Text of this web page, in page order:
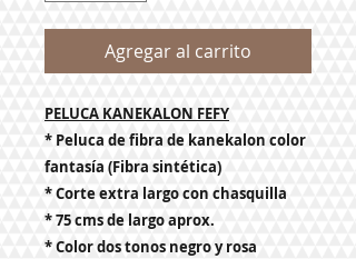
Agregar al carrito
PELUCA KANEKALON FEFY
* Peluca de fibra de kanekalon color
fantasía (Fibra sintética)
* Corte extra largo con chasquilla
* 75 cms de largo aprox.
* Color dos tonos negro y rosa